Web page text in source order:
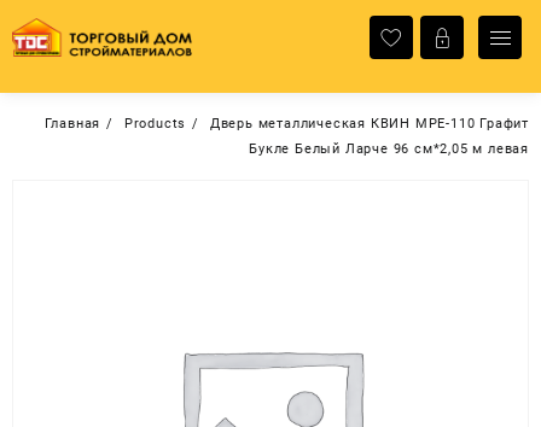
содержимому
Главная Products
Дверь металлическая КВИН МРЕ-110 Графит
Букле Белый Ларче 96 см*2,05 м левая